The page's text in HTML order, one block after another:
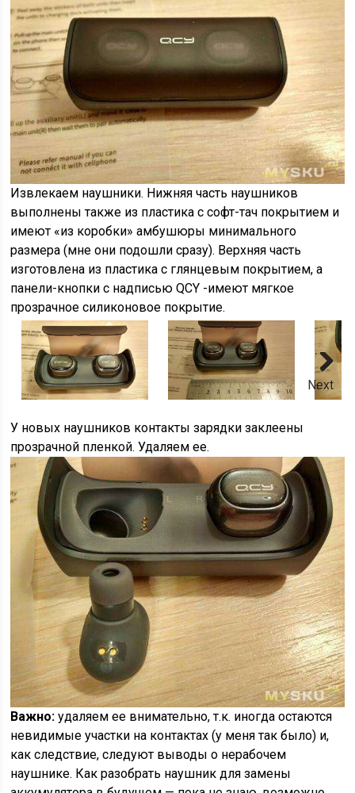
Извлекаем наушники. Нижняя часть наушников
выполнены также из пластика с софт-тач покрытием и
имеют «из коробки» амбушюры минимального
размера (мне они подошли сразу). Верхняя часть
изготовлена из пластика с глянцевым покрытием, а
панели-кнопки с надписью QCY -имеют мягкое
прозрачное силиконовое покрытие.
Next
У новых наушников контакты зарядки заклеены
прозрачной пленкой. Удаляем ее.
Важно: удаляем ее внимательно, т.к. иногда остаются
невидимые участки на контактах (у меня так было) и,
как следствие, следуют выводы о нерабочем
наушнике. Как разобрать наушник для замены